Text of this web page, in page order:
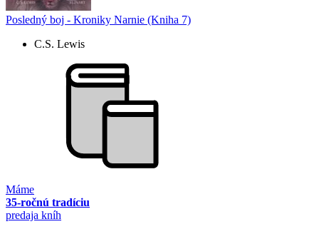
Posledný boj - Kroniky Narnie (Kniha 7)
C.S. Lewis
Máme
35-ročnú tradíciu
predaja kníh